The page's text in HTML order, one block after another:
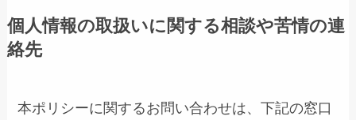
個人情報の取扱いに関する相談や苦情の連
絡先
本ポリシーに関するお問い合わせは、下記の窓口